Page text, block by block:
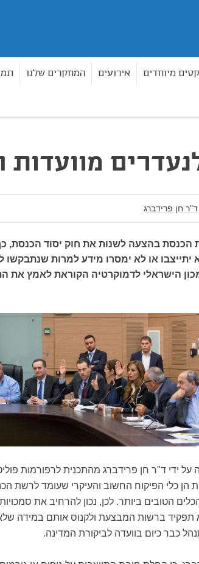
מיוחדים אירועים המחקרים שלנו
מוועדות
ד"ר חן פרידברג
הכנסת בהצעה לשנות את חוק יסוד הכנסת,
יתייצבו או לא ימסרו מידע למרות שנתבקשו
הישראלי לדמוקרטיה הקוראת לאמץ את
ידי ד"ר חן פרידברג מהתכנית לרפורמות
הן כלי הפיקוח החשוב והעיקרי שעומד לרשת
הטובים ביותר. לכן, נכון להרחיב את סמכויות
ברשות המבצעת ולקנוס אותם במידה שלא
כבר כיום בוועדה לביקורת המדינה.